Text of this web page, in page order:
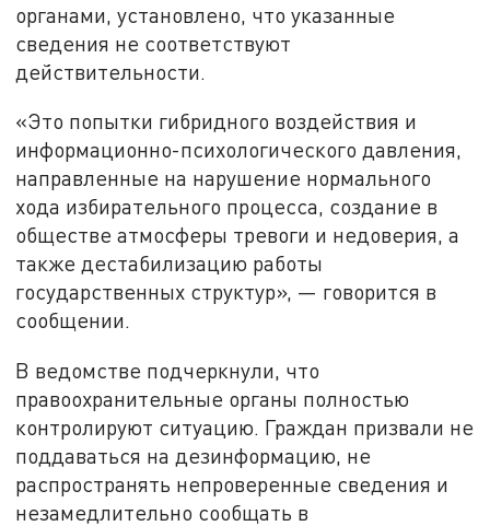
органами, установлено, что указанные
сведения не соответствуют
действительности.
«Это попытки гибридного воздействия и
информационно-психологического давления,
направленные на нарушение нормального
хода избирательного процесса, создание в
обществе атмосферы тревоги и недоверия, а
также дестабилизацию работы
государственных структур», — говорится в
сообщении.
В ведомстве подчеркнули, что
правоохранительные органы полностью
контролируют ситуацию. Граждан призвали не
поддаваться на дезинформацию, не
распространять непроверенные сведения и
незамедлительно сообщать в